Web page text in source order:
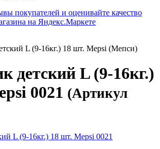
L (9-16кг.) 18 шт. Mepsi (Мепси)
детский L (9-16кг.)
0021 (Артикул